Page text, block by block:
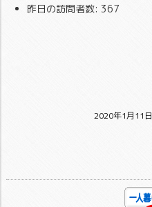
昨日の訪問者数: 367
2020年1月11日